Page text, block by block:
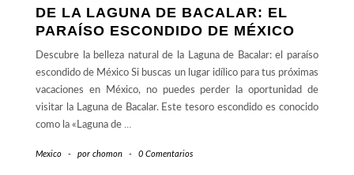
DE LA LAGUNA DE BACALAR: EL
PARAÍSO ESCONDIDO DE MÉXICO
Descubre la belleza natural de la Laguna de Bacalar: el paraíso
escondido de México Si buscas un lugar idílico para tus próximas
vacaciones en México, no puedes perder la oportunidad de
visitar la Laguna de Bacalar. Este tesoro escondido es conocido
como la «Laguna de …
Mexico - por chomon - 0 Comentarios